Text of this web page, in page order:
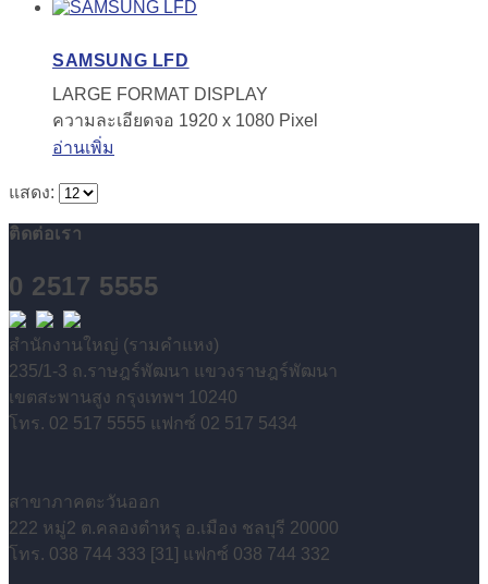
SAMSUNG LFD
LARGE FORMAT DISPLAY
ความละเอียดจอ 1920 x 1080 Pixel
อ่านเพิ่ม
แสดง:
ติดต่อเรา
0 2517 5555
สำนักงานใหญ่ (รามคำแหง)
235/1-3 ถ.ราษฎร์พัฒนา แขวงราษฎร์พัฒนา
เขตสะพานสูง กรุงเทพฯ 10240
โทร. 02 517 5555 แฟกซ์ 02 517 5434
สาขาภาคตะวันออก
222 หมู่2 ต.คลองตำหรุ อ.เมือง ชลบุรี 20000
โทร. 038 744 333 [31] แฟกซ์ 038 744 332